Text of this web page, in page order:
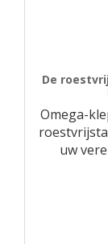
De
Omega-
uw